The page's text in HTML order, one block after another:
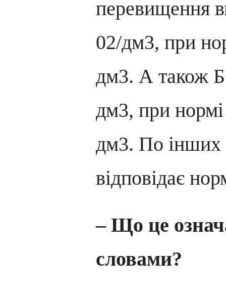
перевищення
02/дм3, при
дм3. А також
дм3, при
дм3. По інших
відповідає
– Що це
словами?